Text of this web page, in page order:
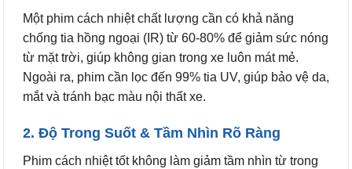
Một phim cách nhiệt chất lượng cần có khả năng
chống tia hồng ngoại (IR) từ 60-80% để giảm sức nóng
từ mặt trời, giúp không gian trong xe luôn mát mẻ.
Ngoài ra, phim cần lọc đến 99% tia UV, giúp bảo vệ da,
mắt và tránh bạc màu nội thất xe.
2. Độ Trong Suốt & Tầm Nhìn Rõ Ràng
Phim cách nhiệt tốt không làm giảm tầm nhìn từ trong